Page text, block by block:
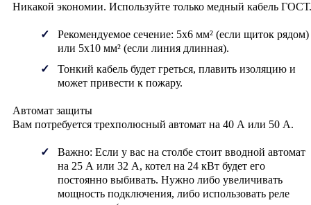
Никакой экономии. Используйте только медный кабель ГОСТ.
Рекомендуемое сечение: 5х6 мм² (если щиток рядом)
или 5х10 мм² (если линия длинная).
Тонкий кабель будет греться, плавить изоляцию и
может привести к пожару.
Автомат защиты
Вам потребуется трехполюсный автомат на 40 А или 50 А.
Важно: Если у вас на столбе стоит вводной автомат
на 25 А или 32 А, котел на 24 кВт будет его
постоянно выбивать. Нужно либо увеличивать
мощность подключения, либо использовать реле